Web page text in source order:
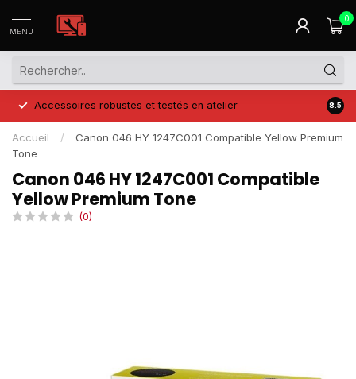
MENU
0
Accessoires robustes et testés en atelier Prix
8.5
Accueil /
Canon 046 HY 1247C001 Compatible Yellow Premium
Tone
Canon 046 HY 1247C001 Compatible
Yellow Premium Tone
(0)